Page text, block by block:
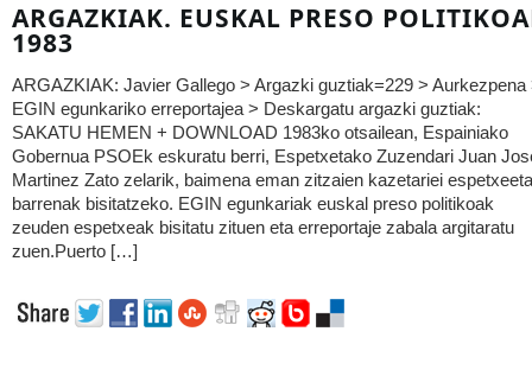
ARGAZKIAK. EUSKAL PRESO
1983
ARGAZKIAK: Javier Gallego > Argazki guztiak=229 > Aurkezpena
EGIN egunkariko erreportajea > Deskargatu argazki guztiak:
SAKATU HEMEN + DOWNLOAD 1983ko otsailean, Espainiako
Gobernua PSOEk eskuratu berri, Espetxetako Zuzendari Juan
Martinez Zato zelarik, baimena eman zitzaien kazetariei
barrenak bisitatzeko. EGIN egunkariak euskal preso politikoak
zeuden espetxeak bisitatu zituen eta erreportaje zabala argitaratu
zuen.Puerto […]